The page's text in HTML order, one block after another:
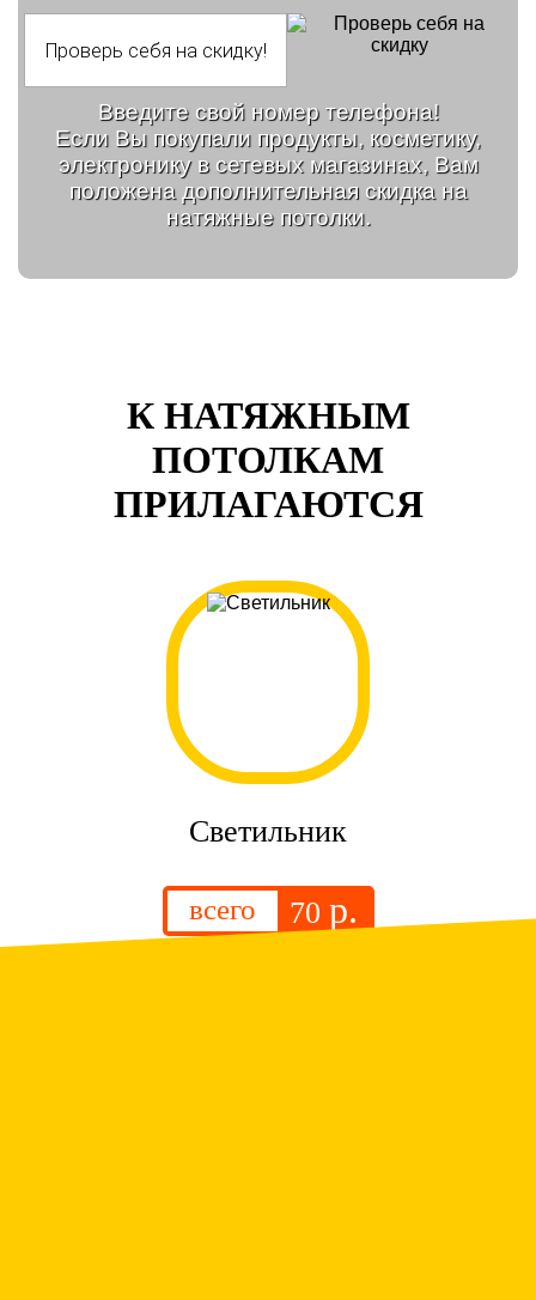
Введите свой номер телефона!
Если Вы покупали продукты, косметику,
электронику в сетевых магазинах, Вам
положена дополнительная скидка на
натяжные потолки.
К НАТЯЖНЫМ
ПОТОЛКАМ
ПРИЛАГАЮТСЯ
Светильник
всего 70 р.